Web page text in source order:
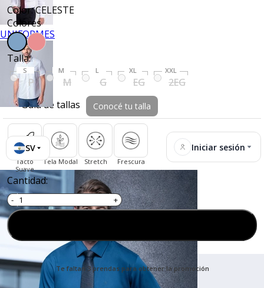
UNIFORMES
SV Iniciar sesión
Color: CELESTE
Colores
Talla:
S
P
M
M
L
G
XL
EG
XXL
2EG
Guía de tallas
Conocé tu talla
Tacto
Suave
Tela Modal Stretch Frescura
Cantidad:
Te faltan 3 prendas para obtener la promoción